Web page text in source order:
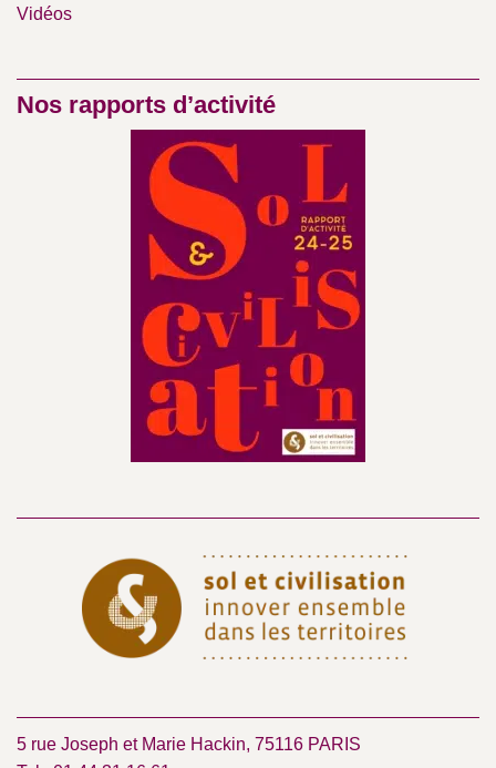
Vidéos
Nos rapports d’activité
5 rue Joseph et Marie Hackin, 75116 PARIS